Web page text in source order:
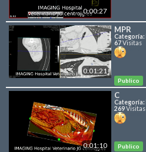
0:00:27
0:01:21
MPR
Categoría:
67Visitas
Publico
0:01:10
C
Categoría:
269Visitas
Publico